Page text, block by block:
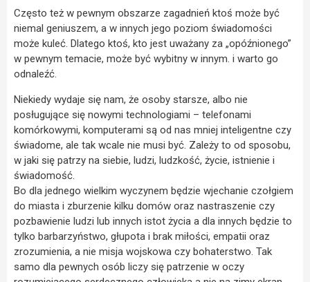
Często też w pewnym obszarze zagadnień ktoś może być
niemal geniuszem, a w innych jego poziom świadomości
może kuleć. Dlatego ktoś, kto jest uważany za „opóźnionego”
w pewnym temacie, może być wybitny w innym. i warto go
odnaleźć.
Niekiedy wydaje się nam, że osoby starsze, albo nie
posługujące się nowymi technologiami – telefonami
komórkowymi, komputerami są od nas mniej inteligentne czy
świadome, ale tak wcale nie musi być. Zależy to od sposobu,
w jaki się patrzy na siebie, ludzi, ludzkość, życie, istnienie i
świadomość.
Bo dla jednego wielkim wyczynem będzie wjechanie czołgiem
do miasta i zburzenie kilku domów oraz nastraszenie czy
pozbawienie ludzi lub innych istot życia a dla innych będzie to
tylko barbarzyństwo, głupota i brak miłości, empatii oraz
zrozumienia, a nie misja wojskowa czy bohaterstwo. Tak
samo dla pewnych osób liczy się patrzenie w oczy